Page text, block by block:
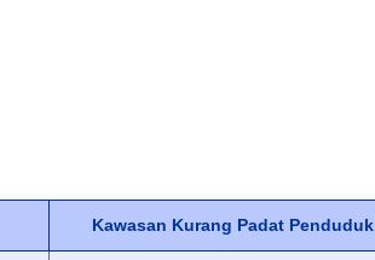
Kawasan Kurang Padat Penduduk